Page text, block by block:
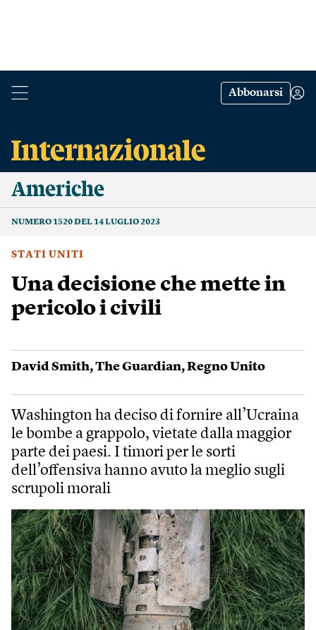
Abbonarsi
Americhe
NUMERO 1520 DEL 14 LUGLIO 2023
STATI UNITI
Una decisione che mette in
pericolo i civili
David Smith,The Guardian,Regno Unito
Washington ha deciso di fornire all’Ucraina
le bombe a grappolo, vietate dalla maggior
parte dei paesi. I timori per le sorti
dell’offensiva hanno avuto la meglio sugli
scrupoli morali